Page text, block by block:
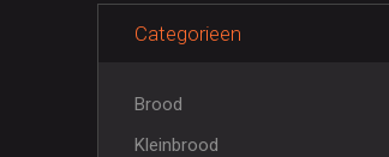
Categorieen
Brood
Kleinbrood